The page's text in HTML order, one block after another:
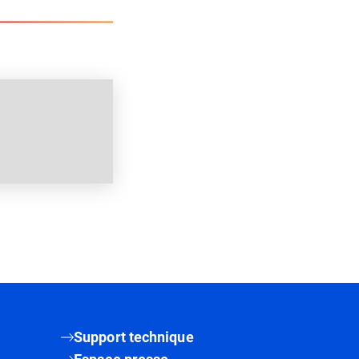
Support technique